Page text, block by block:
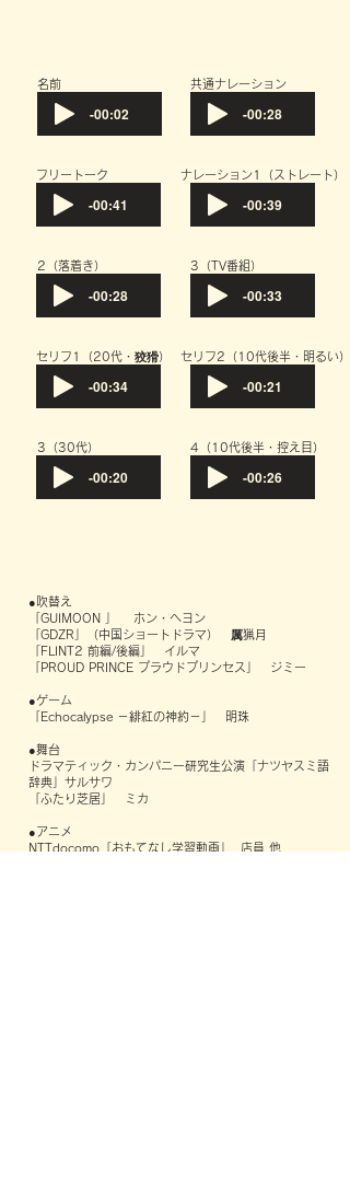
​名前
-00:02
共通ナレーション
-00:28
フリートーク
-00:41
​ナレーション1（ストレート）
-00:39
​2（落着き） ​3（TV番組）
-00:28 -00:33
​セリフ1（20代・狡猾） ​セリフ2（10代後半・明るい）
-00:34 -00:21
​3（30代） ​4（10代後半・控え目）
-00:20 -00:26
●吹替え
「GUIMOON 」 ホン・ヘヨン
「GDZR」（中国ショートドラマ） 厲猟月
「FLINT2 前編/後編」 イルマ
「PROUD PRINCE プラウドプリンセス」 ジミー
●ゲーム
「Echocalypse －緋紅の神約－」 明珠
●舞台
ドラマティック・カンパニー研究生公演「ナツヤスミ語
辞典」サルサワ
「ふたり芝居」 ミカ
●アニメ
NTTdocomo「おもてなし学習動画」 店員 他